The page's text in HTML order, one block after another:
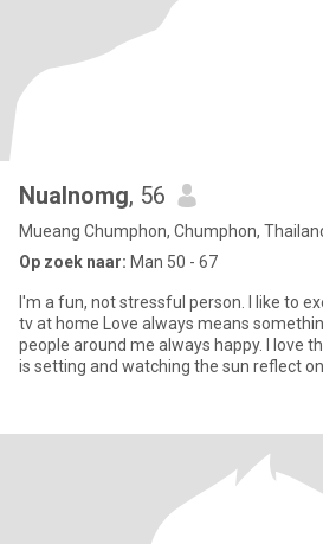
Nualnomg, 56
Mueang Chumphon, Chumphon,
Op zoek naar: Man 50 - 67
I'm a fun, not stressful person. I like to
tv at home Love always means
people around me always happy. I love
is setting and watching the sun reflect